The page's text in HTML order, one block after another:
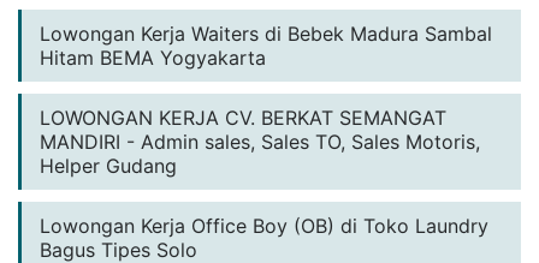
Lowongan Kerja Waiters di Bebek Madura Sambal
Hitam BEMA Yogyakarta
LOWONGAN KERJA CV. BERKAT SEMANGAT
MANDIRI - Admin sales, Sales TO, Sales Motoris,
Helper Gudang
Lowongan Kerja Office Boy (OB) di Toko Laundry
Bagus Tipes Solo